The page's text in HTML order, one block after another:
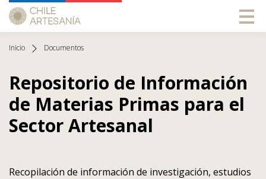
Inicio Documentos
Repositorio de Información
de Materias Primas para el
Sector Artesanal
Recopilación de información de investigación, estudios